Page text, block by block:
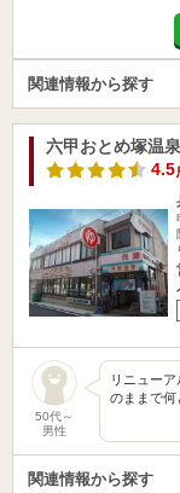
関連情報から探す
六甲おとめ塚温泉
4.5
50代～
男性
リニュー
のままで何
関連情報から探す